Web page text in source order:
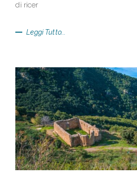
di ricer
Leggi Tutto...